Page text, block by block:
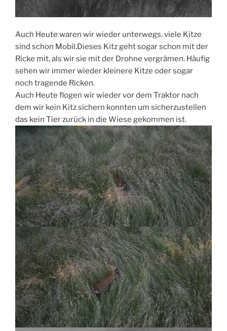
Auch Heute waren wir wieder unterwegs. viele Kitze
sind schon Mobil.Dieses Kitz geht sogar schon mit der
Ricke mit, als wir sie mit der Drohne vergrämen. Häufig
sehen wir immer wieder kleinere Kitze oder sogar
noch tragende Ricken.
Auch Heute flogen wir wieder vor dem Traktor nach
dem wir kein Kitz sichern konnten um sicherzustellen
das kein Tier zurück in die Wiese gekommen ist.